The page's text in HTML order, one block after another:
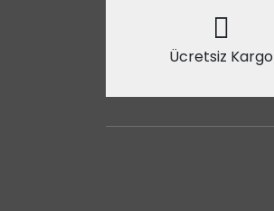
Ücretsiz Kargo